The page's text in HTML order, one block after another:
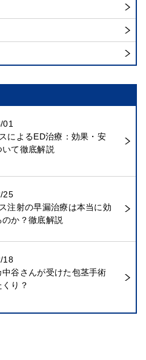
01
によるED治療：効果・安
いて徹底解説
25
注射の早漏治療は本当に効
か？徹底解説
18
中谷さんが受けた包茎手術
り？